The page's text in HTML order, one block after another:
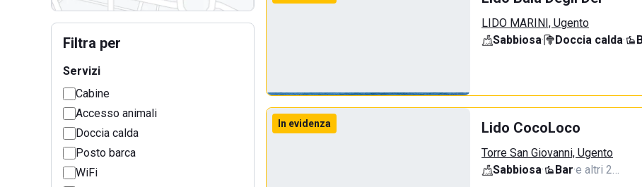
Filtra per
Servizi
Cabine
Accesso animali
Doccia calda
Posto barca
WiFi
LIDO MARINI, Ugento
Sabbiosa· Doccia calda·
In evidenza Lido CocoLoco
Torre San Giovanni, Ugento
Sabbiosa· Bar·e altri 2…